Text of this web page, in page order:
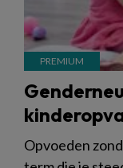
Opvoeden